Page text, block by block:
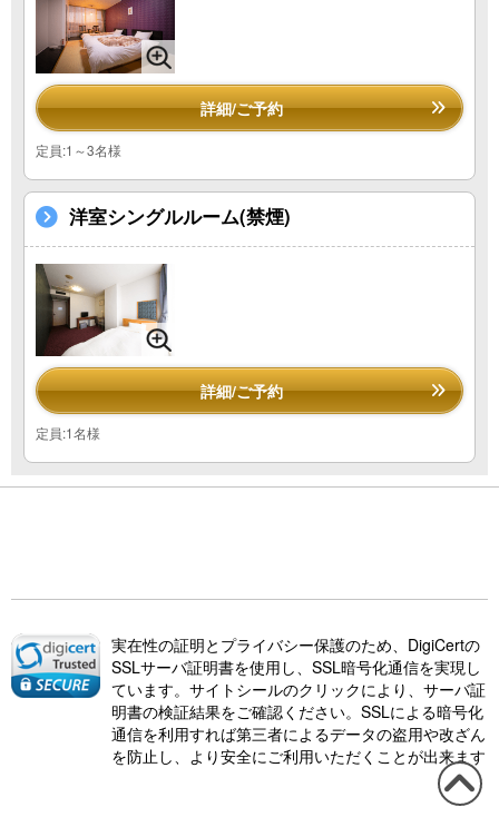
詳細/ご予約
定員:1～3名様
洋室シングルルーム(禁煙)
詳細/ご予約
定員:1名様
実在性の証明とプライバシー保護のため、DigiCertの
SSLサーバ証明書を使用し、SSL暗号化通信を実現し
ています。サイトシールのクリックにより、サーバ証
明書の検証結果をご確認ください。SSLによる暗号化
通信を利用すれば第三者によるデータの盗用や改ざん
を防止し、より安全にご利用いただくことが出来ます